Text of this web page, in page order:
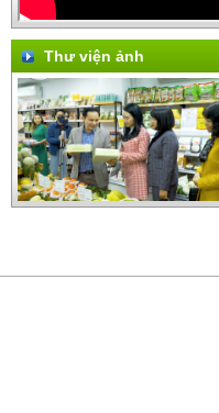
Thư viện ảnh